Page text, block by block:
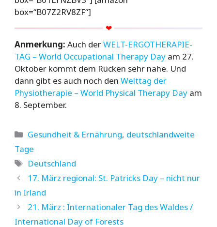
box=“B07Z2RV8ZF“]
Anmerkung: Auch derWELT-ERGOTHERAPIE-
TAG – World Occupational Therapy Day am 27.
Oktober kommt dem Rücken sehr nahe. Und
dann gibt es auch noch den Welttag der
Physiotherapie – World Physical Therapy Day am
8. September.
Kategorien
Gesundheit & Ernährung, deutschlandweite
Tage
Schlagwörter
Deutschland
17. März regional: St. Patricks Day – nicht nur
in Irland
21. März : Internationaler Tag des Waldes /
International Day of Forests